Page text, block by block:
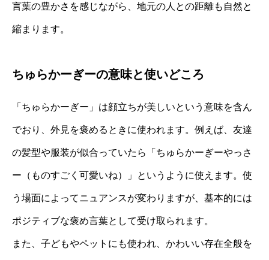
言葉の豊かさを感じながら、地元の人との距離も自然と
縮まります。
ちゅらかーぎーの意味と使いどころ
「ちゅらかーぎー」は顔立ちが美しいという意味を含ん
でおり、外見を褒めるときに使われます。例えば、友達
の髪型や服装が似合っていたら「ちゅらかーぎーやっさ
ー（ものすごく可愛いね）」というように使えます。使
う場面によってニュアンスが変わりますが、基本的には
ポジティブな褒め言葉として受け取られます。
また、子どもやペットにも使われ、かわいい存在全般を